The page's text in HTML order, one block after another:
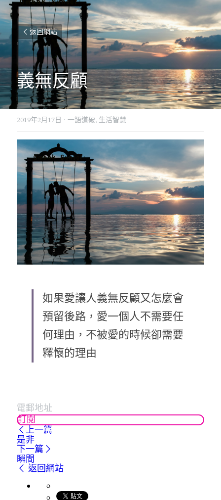
返回網站
義無反顧
2019年2月17日 · 一語道破, 生活智慧
如果愛讓人義無反顧又怎麼會
預留後路，愛一個人不需要任
何理由，不被愛的時候卻需要
釋懷的理由
訂閱
上一篇
是非
下一篇
瞬間
返回網站